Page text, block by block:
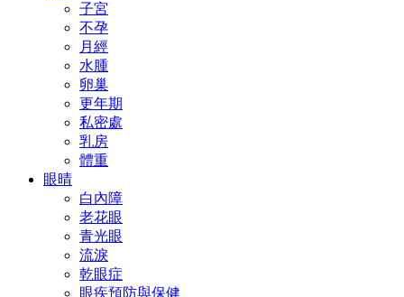
子宮
不孕
月經
水腫
卵巢
更年期
私密處
乳房
體重
眼晴
白內障
老花眼
青光眼
流淚
乾眼症
眼疾預防與保健